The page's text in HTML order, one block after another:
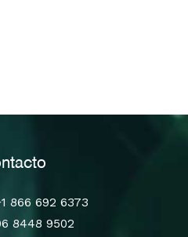
866 692 6373
8448 9502